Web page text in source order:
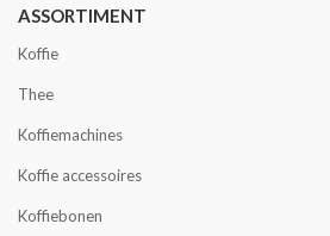
ASSORTIMENT
Koffie
Thee
Koffiemachines
Koffie accessoires
Koffiebonen